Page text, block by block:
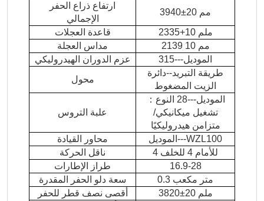
ارتفاع ذراع الحفر
الإجمالي
3940±20 مم
قاعدة العجلات
2335+10 ملم
مداس العجلة
2139 10 مم
عزم الدوران الهيدروليكي
الموديل---315
محول
طريقة التبريد--دائرة
الزيت المضغوط
علبة التروس
الموديل---28 النوع
：
تشغيل ميكانيكي/
متزامن هيدروليكيًا
محاور القيادة
الموديل---WZL100
ناقل الحركة
للأمام 4 للخلف 4
طراز الإطارات
16.9-28
سعة دلو الحفر المقدرة
0.3 متر مكعب
أقصى نصف قطر للحفر
3820±20 ملم